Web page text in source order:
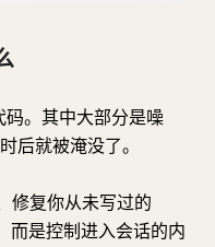
。其中大部分是噪
后就被淹没了。
修复你从未写过的
而是控制进入会话的内